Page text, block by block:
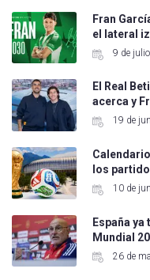
Fran
el lateral
9 de
El Real
acerca y
19 de
los
10 de
España
Mundial
26 de